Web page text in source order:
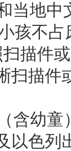
当地中
孩不
描件
扫描件
含幼
以色